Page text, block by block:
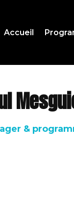
Accueil
&